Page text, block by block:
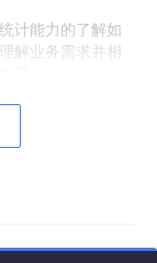
计能力的了解如
解业务需求并相
是这个领域的进